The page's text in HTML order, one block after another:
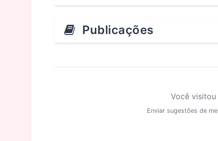
Publicações
Você
Enviar sugestões de